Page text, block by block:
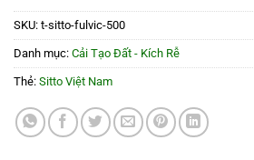
SKU: t-sitto-fulvic-500
Danh mục: Cải Tạo Đất - Kích Rễ
Thẻ: Sitto Việt Nam